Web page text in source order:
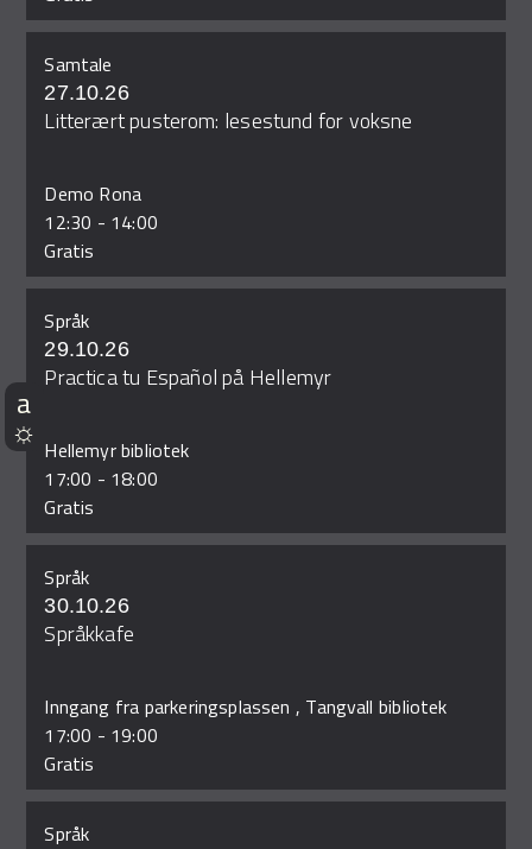
Samtale
27.10.26
Litterært pusterom: lesestund for voksne
Demo Rona
12:30 - 14:00
Gratis
Språk
29.10.26
Practica tu Español på Hellemyr
Hellemyr bibliotek
17:00 - 18:00
Gratis
Språk
30.10.26
Språkkafe
Inngang fra parkeringsplassen , Tangvall bibliotek
17:00 - 19:00
Gratis
Språk